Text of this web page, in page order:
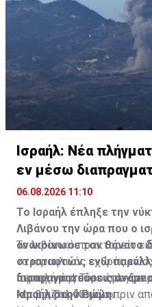
Ισραήλ: Νέα
εν μέσω
06.08.2026 11:10
Το Ισραήλ έπληξε την
Λιβάνου την ώρα που ο
ανακοίνωσε τον θάνατο
στρατιωτών, ενώ
διαπραγματεύσεις
Ισραήλ στην Ρώμη.
Το λιβανικό πρακτορείο
«ο ισραηλινός εχθρός
περιοχή της Τύρου με
και βομβαρδισμών».
Ισραηλινά drones έπληξαν
Μπουρζ αλ-Χαμάλι πριν